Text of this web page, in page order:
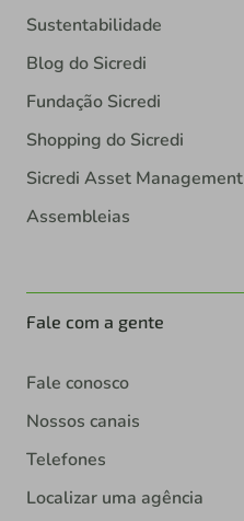
Sustentabilidade
Blog do Sicredi
Fundação Sicredi
Shopping do Sicredi
Sicredi Asset Management
Assembleias
Fale com a gente
Fale conosco
Nossos canais
Telefones
Localizar uma agência